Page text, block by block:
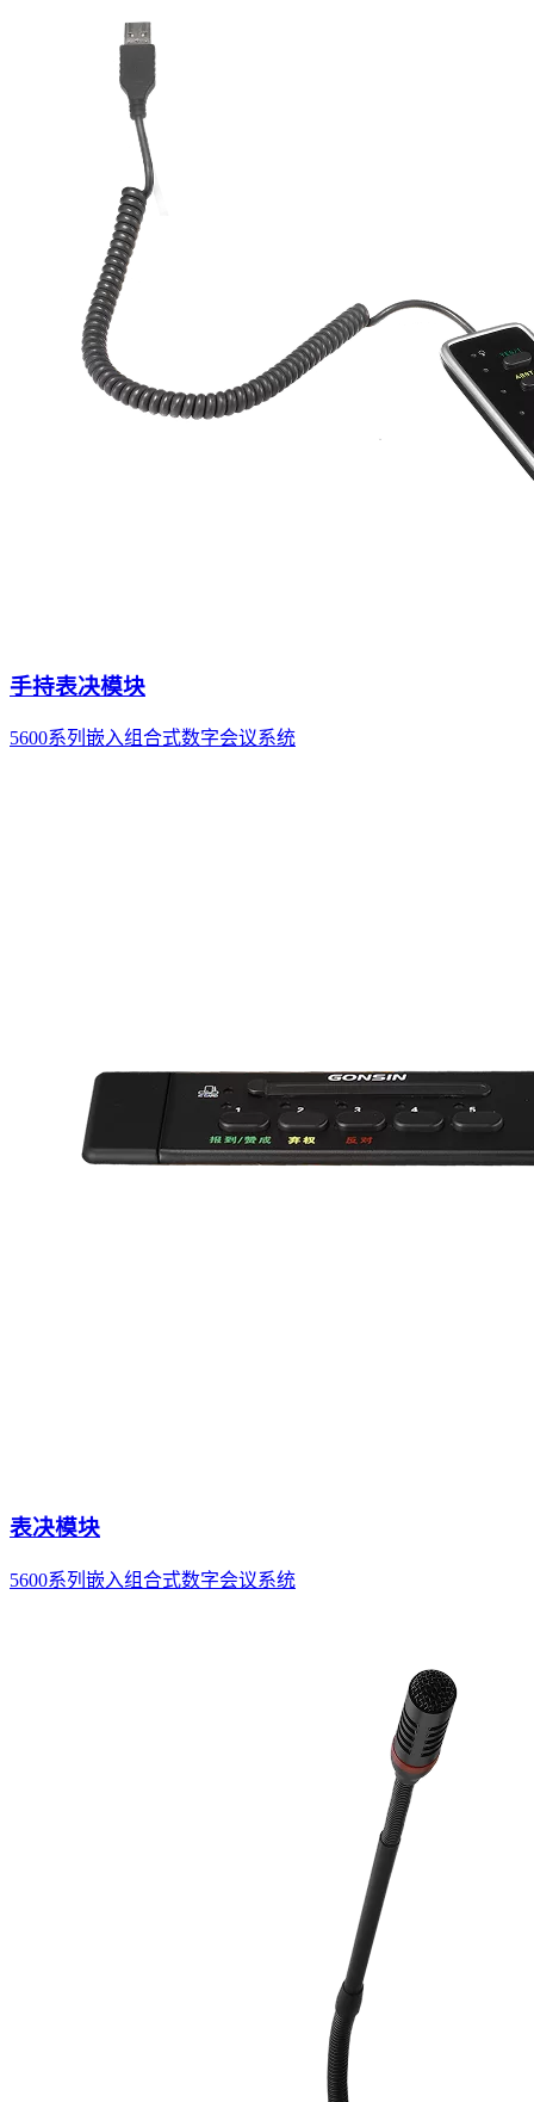
手持表决模块
5600系列嵌入组合式数字会议系统
表决模块
5600系列嵌入组合式数字会议系统